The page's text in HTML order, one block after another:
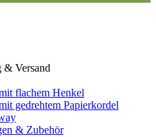
& Versand
flachem Henkel
gedrehtem Papierkordel
& Zubehör